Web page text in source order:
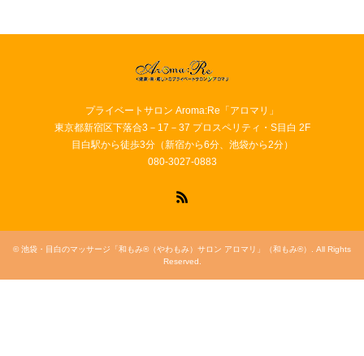
プライベートサロン Aroma:Re「アロマリ」
東京都新宿区下落合3－17－37 プロスペリティ・S目白 2F
目白駅から徒歩3分（新宿から6分、池袋から2分）
080-3027-0883
©池袋・目白のマッサージ「和もみ®（やわもみ）サロン アロマリ」（和もみ®）
. All Rights
Reserved.